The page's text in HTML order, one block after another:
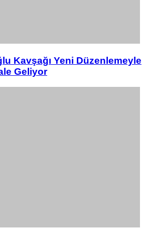
Kavşağı Yeni Düzenlemeyle
Geliyor